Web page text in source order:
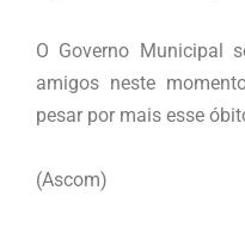
O Governo Municipal
amigos neste
pesar por mais esse
(Ascom)